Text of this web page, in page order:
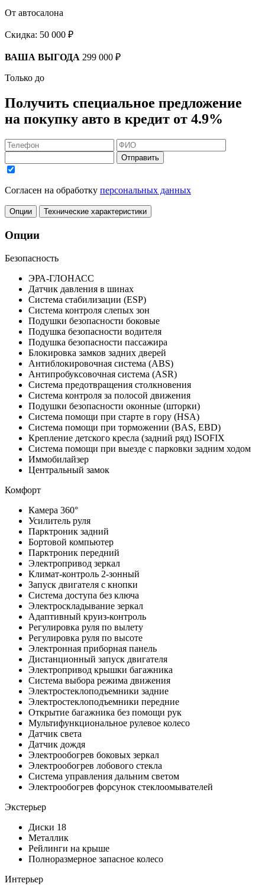
От автосалона
Скидка: 50 000 ₽
ВАША ВЫГОДА 299 000 ₽
Только до
Получить специальное предложение
на покупку авто в кредит от 4.9%
Отправить
Согласен на обработку персональных данных
Опции Технические характеристики
Опции
Безопасность
ЭРА-ГЛОНАСС
Датчик давления в шинах
Система стабилизации (ESP)
Система контроля слепых зон
Подушки безопасности боковые
Подушка безопасности водителя
Подушка безопасности пассажира
Блокировка замков задних дверей
Антиблокировочная система (ABS)
Антипробуксовочная система (ASR)
Система предотвращения столкновения
Система контроля за полосой движения
Подушки безопасности оконные (шторки)
Система помощи при старте в гору (HSA)
Система помощи при торможении (BAS, EBD)
Крепление детского кресла (задний ряд) ISOFIX
Система помощи при выезде с парковки задним ходом
Иммобилайзер
Центральный замок
Комфорт
Камера 360°
Усилитель руля
Парктроник задний
Бортовой компьютер
Парктроник передний
Электропривод зеркал
Климат-контроль 2-зонный
Запуск двигателя с кнопки
Система доступа без ключа
Электроскладывание зеркал
Адаптивный круиз-контроль
Регулировка руля по вылету
Регулировка руля по высоте
Электронная приборная панель
Дистанционный запуск двигателя
Электропривод крышки багажника
Система выбора режима движения
Электростеклоподъемники задние
Электростеклоподъемники передние
Открытие багажника без помощи рук
Мультифункциональное рулевое колесо
Датчик света
Датчик дождя
Электрообогрев боковых зеркал
Электрообогрев лобового стекла
Система управления дальним светом
Электрообогрев форсунок стеклоомывателей
Экстерьер
Диски 18
Металлик
Рейлинги на крыше
Полноразмерное запасное колесо
Интерьер